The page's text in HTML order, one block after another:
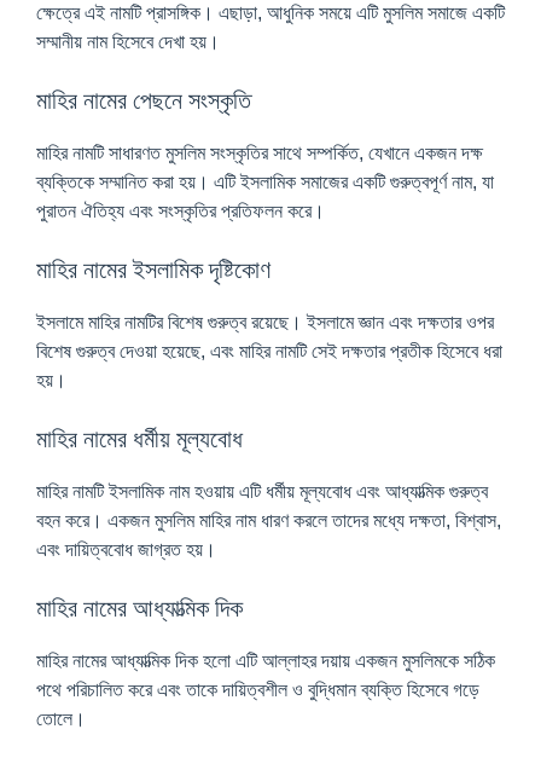
ক্ষেত্রে এই নামটি প্রাসঙ্গিক। এছাড়া, আধুনিক সময়ে এটি মুসলিম সমাজে একটি
সম্মানীয় নাম হিসেবে দেখা হয়।
মাহির নামের পেছনে সংস্কৃতি
মাহির নামটি সাধারণত মুসলিম সংস্কৃতির সাথে সম্পর্কিত, যেখানে একজন দক্ষ
ব্যক্তিকে সম্মানিত করা হয়। এটি ইসলামিক সমাজের একটি গুরুত্বপূর্ণ নাম, যা
পুরাতন ঐতিহ্য এবং সংস্কৃতির প্রতিফলন করে।
মাহির নামের ইসলামিক দৃষ্টিকোণ
ইসলামে মাহির নামটির বিশেষ গুরুত্ব রয়েছে। ইসলামে জ্ঞান এবং দক্ষতার ওপর
বিশেষ গুরুত্ব দেওয়া হয়েছে, এবং মাহির নামটি সেই দক্ষতার প্রতীক হিসেবে ধরা
হয়।
মাহির নামের ধর্মীয় মূল্যবোধ
মাহির নামটি ইসলামিক নাম হওয়ায় এটি ধর্মীয় মূল্যবোধ এবং আধ্যাত্মিক গুরুত্ব
বহন করে। একজন মুসলিম মাহির নাম ধারণ করলে তাদের মধ্যে দক্ষতা, বিশ্বাস,
এবং দায়িত্ববোধ জাগ্রত হয়।
মাহির নামের আধ্যাত্মিক দিক
মাহির নামের আধ্যাত্মিক দিক হলো এটি আল্লাহর দয়ায় একজন মুসলিমকে সঠিক
পথে পরিচালিত করে এবং তাকে দায়িত্বশীল ও বুদ্ধিমান ব্যক্তি হিসেবে গড়ে
তোলে।